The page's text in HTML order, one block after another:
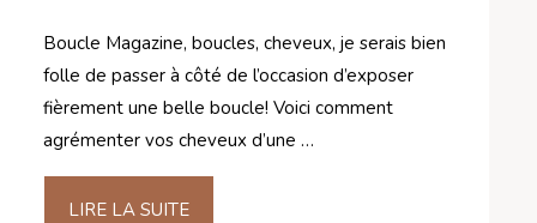
Boucle Magazine, boucles, cheveux, je serais bien
folle de passer à côté de l’occasion d’exposer
fièrement une belle boucle! Voici comment
agrémenter vos cheveux d’une …
LIRE LA SUITE